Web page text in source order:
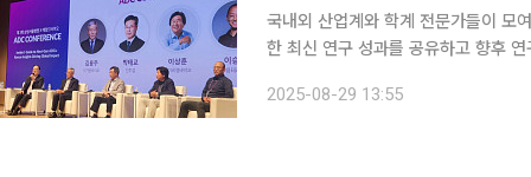
국내외 산업계와 학계 전문가들이 모
한 최신 연구 성과를 공유하고 향후 연
2025-08-29 13:55